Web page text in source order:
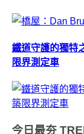
鐵道守護的獨特
限界測定車
今日最夯